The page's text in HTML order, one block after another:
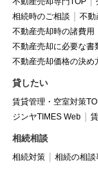
相続時のご相談
不動
不動産売却時の諸費用
不動産売却に必要な書
不動産売却価格の決め
貸したい
賃貸管理・空室対策
ジンヤTIMES Web
相続相談
相続対策 相続の相談